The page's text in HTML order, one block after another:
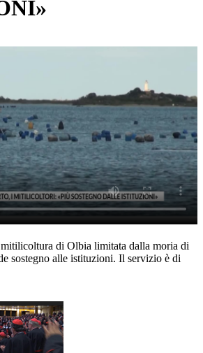
di Olbia limitata dalla moria di
sostegno alle istituzioni. Il servizio è di